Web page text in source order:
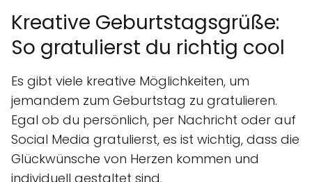
Kreative Geburtstagsgrüße:
So gratulierst du richtig cool
Es gibt viele kreative Möglichkeiten, um
jemandem zum Geburtstag zu gratulieren.
Egal ob du persönlich, per Nachricht oder auf
Social Media gratulierst, es ist wichtig, dass die
Glückwünsche von Herzen kommen und
individuell gestaltet sind.